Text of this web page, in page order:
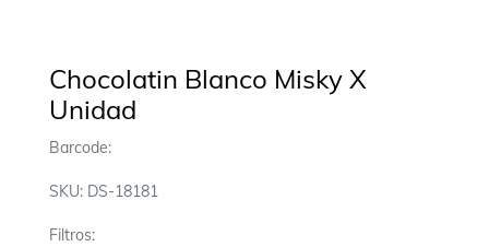
Chocolatin Blanco Misky X
Unidad
Barcode:
SKU: DS-18181
Filtros: